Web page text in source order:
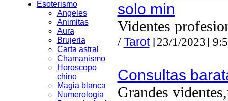
Esoterismo
Angeles
Animitas
Aura
Brujeria
Carta astral
Chamanismo
Horoscopo
chino
Magia blanca
Numerologia
solo min
Videntes
/Tarot[23/1/2023]
Consultas
Grandes